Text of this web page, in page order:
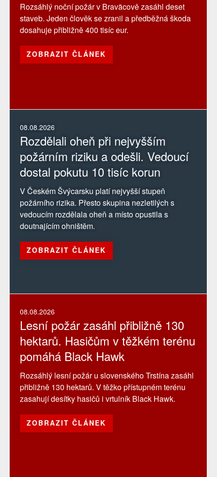
08.08.2026
Rozdělali oheň při nejvyšším
požárním riziku a odešli. Vedoucí
dostal pokutu 10 tisíc korun
V Českém Švýcarsku platí nejvyšší stupeň
požárního rizika. Přesto skupina nezletilých s
vedoucím rozdělala oheň a místo opustila s
doutnajícím ohništěm.
ZOBRAZIT ČLÁNEK
08.08.2026
Lesní požár zasáhl přibližně 130
hektarů. Hasičům v těžkém terénu
pomáhá Black Hawk
Rozsáhlý lesní požár u slovenského Trstína zasáhl
přibližně 130 hektarů. V těžko přístupném terénu
zasahují desítky hasičů i vrtulník Black Hawk.
ZOBRAZIT ČLÁNEK
Rozsáhlý noční požár v Braväcově zasáhl deset
staveb. Jeden člověk se zranil a předběžná škoda
dosahuje přibližně 400 tisíc eur.
ZOBRAZIT ČLÁNEK